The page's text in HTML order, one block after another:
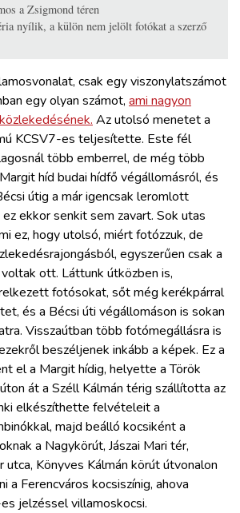
a Zsigmond téren
nyílik, a külön nem jelölt fotókat a szerző
csak egy viszonylatszámot
egy olyan számot, ami nagyon
Az utolsó menetet a
KCSV7-es teljesítette. Este fél
több emberrel, de még több
híd budai hídfő végállomásról, és
útig a már igencsak leromlott
ekkor senkit sem zavart. Sok utas
ez, hogy utolsó, miért fotózzuk, de
egyszerűen csak a
ott. Láttunk útközben is,
fotósokat, sőt még kerékpárral
és a Bécsi úti végállomáson is sokan
Visszaútban több fotómegállásra is
beszéljenek inkább a képek. Ez a
el a Margit hídig, helyette a Török
át a Széll Kálmán térig szállította az
elkészíthette felvételeit a
majd beálló kocsiként a
a Nagykörút, Jászai Mari tér,
utca, Könyves Kálmán körút útvonalon
a Ferencváros kocsiszínig, ahova
jelzéssel villamoskocsi.